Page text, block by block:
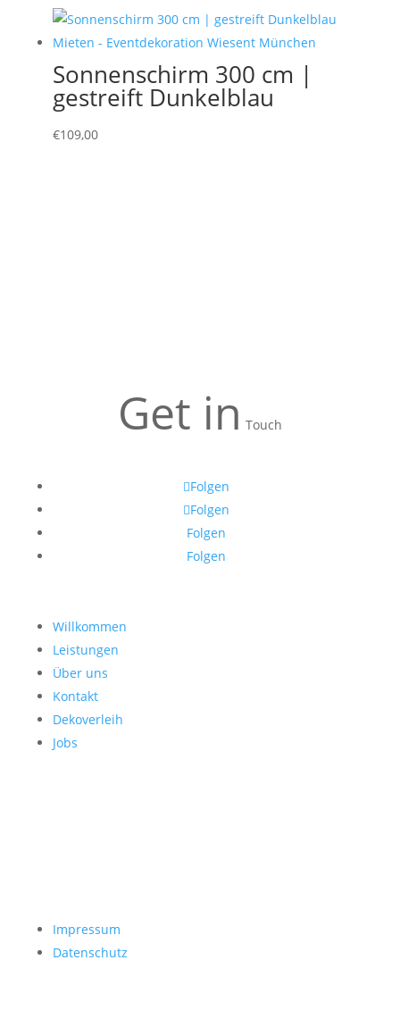
Sonnenschirm 300 cm |
gestreift Dunkelblau
€109,00
Get in Touch
Folgen
Folgen
Folgen
Folgen
Willkommen
Leistungen
Über uns
Kontakt
Dekoverleih
Jobs
Impressum
Datenschutz